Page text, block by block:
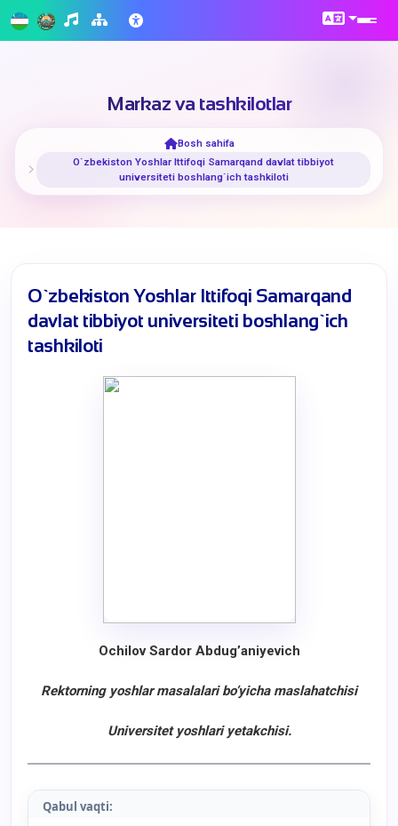
Markaz va tashkilotlar
Bosh sahifa
O`zbekiston Yoshlar Ittifoqi Samarqand davlat tibbiyot
universiteti boshlang`ich tashkiloti
O`zbekiston Yoshlar Ittifoqi Samarqand
davlat tibbiyot universiteti boshlang`ich
tashkiloti
Ochilov Sardor Abdug’aniyevich
Rektorning yoshlar masalalari bo’yicha maslahatchisi
Universitet yoshlari yetakchisi.
Qabul vaqti: